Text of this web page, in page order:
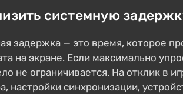
системную
задержка — это время, которое
на экране. Если максимально
не ограничивается. На отклик в
настройки синхронизации,